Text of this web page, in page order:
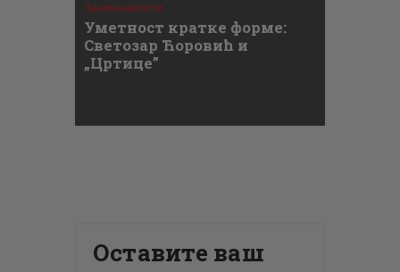
Занимљивости
Уметност кратке форме:
Светозар Ћоровић и
„Цртице”
Оставите ваш